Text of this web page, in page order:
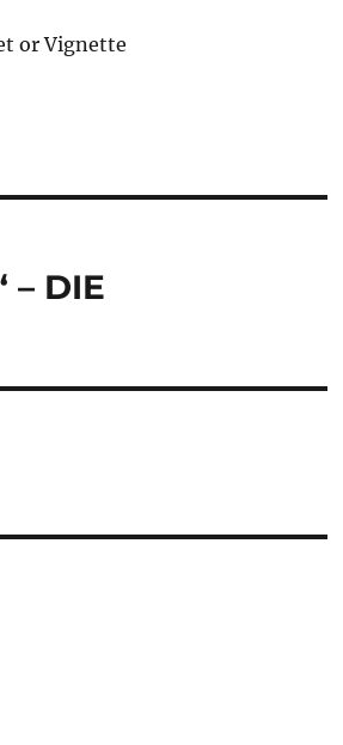
or Vignette
DIE